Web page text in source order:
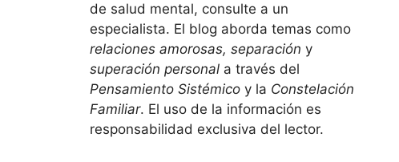
de salud mental, consulte a un
especialista. El blog aborda temas como
relaciones amorosas, separación y
superación personal a través del
Pensamiento Sistémico y la Constelación
Familiar. El uso de la información es
responsabilidad exclusiva del lector.